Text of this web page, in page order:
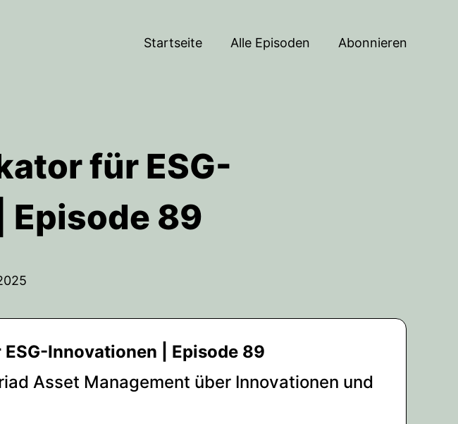
Startseite Alle Episoden Abonnieren
für ESG-
Episode 89